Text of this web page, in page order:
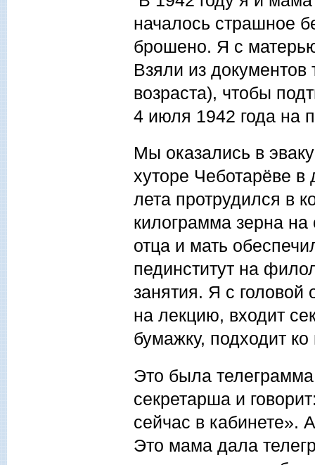
началось страшное
брошено. Я с
Взяли из документов
возраста), чтобы
4 июля 1942 года на
Мы оказались в
хуторе Чеботарёве в
лета протрудился в
килограмма зерна
отца и мать
пединститут на
занятия. Я с
на лекцию, входит
бумажку, подходит
Это была
секретарша и
сейчас в кабинете».
Это мама дала